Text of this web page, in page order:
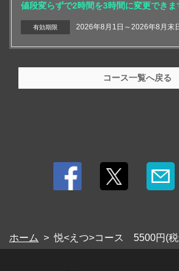
値段変らずで2時間を3時間に変更できま
有効期限 2026年8月1日～2026年8月末
コース一覧へ戻る
ホーム 悦<えつ>コース 5500円(税